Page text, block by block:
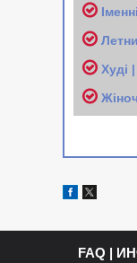
Л
Худі
FAQ |